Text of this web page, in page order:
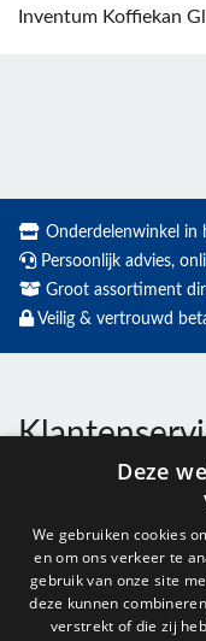
Inventum Koffiekan
Onderdelenwinkel in
Persoonlijk advies,
Groot assortiment
Veilig & vertrouwd
Deze
We gebruiken cookies
en om ons verkeer te
gebruik van onze site
deze kunnen
verstrekt of die zij